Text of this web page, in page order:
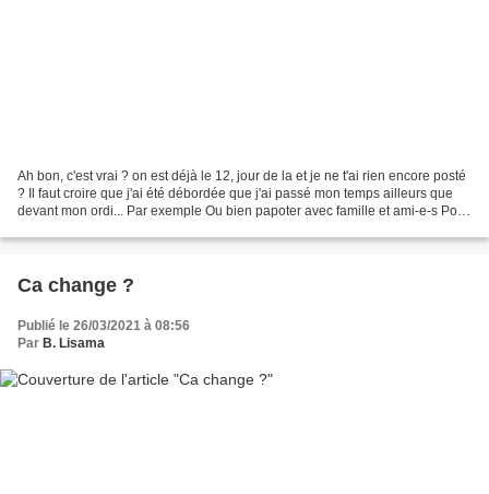
Ah bon, c'est vrai ? on est déjà le 12, jour de la et je ne t'ai rien encore posté
? Il faut croire que j'ai été débordée que j'ai passé mon temps ailleurs que
devant mon ordi... Par exemple Ou bien papoter avec famille et ami-e-s Pour
Ca change ?
Publié le 26/03/2021 à 08:56
Par B. Lisama